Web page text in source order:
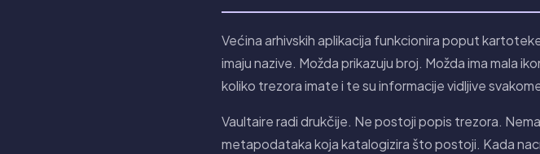
Većina arhivskih aplikacija funkcionira poput
imaju nazive. Možda prikazuju broj. Možda ima mala
koliko trezora imate i te su informacije vidljive
Vaultaire radi drukčije. Ne postoji popis trezora.
metapodataka koja katalogizira što postoji. Kada